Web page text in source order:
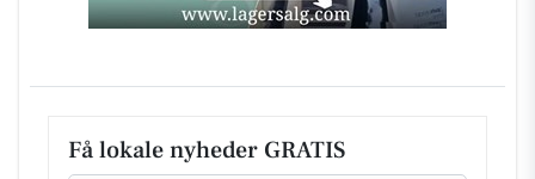
Få lokale nyheder GRATIS